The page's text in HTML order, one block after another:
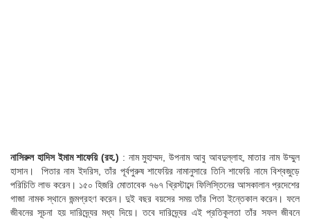
নাসিরুল হাদিস ইমাম শাফেয়ি (রহ.) : নাম মুহাম্মদ, উপনাম আবু আবদুল্লাহ, মাতার নাম উম্মুল
হাসান। পিতার নাম ইদরিস, তাঁর পূর্বপুরুষ শাফেয়ির নামানুসারে তিনি শাফেয়ি নামে বিশ্বজুড়ে
পরিচিতি লাভ করেন। ১৫০ হিজরি মোতাবেক ৭৬৭ খ্রিস্টাব্দে ফিলিস্তিনের আসকালান প্রদেশের
গাজা নামক স্থানে জন্মগ্রহণ করেন। দুই বছর বয়সের সময় তাঁর পিতা ইন্তেকাল করেন। ফলে
জীবনের সূচনা হয় দারিদ্র্যের মধ্য দিয়ে। তবে দারিদ্র্যের এই প্রতিকূলতা তাঁর সফল জীবনে